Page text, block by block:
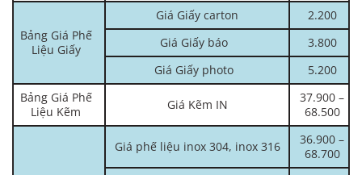
Bảng Giá Phế
Liệu Giấy
Giá Giấy carton
2.200
Giá Giấy báo
3.800
Giá Giấy photo
5.200
Bảng Giá Phế
Liệu Kẽm
Giá Kẽm IN
37.900 –
68.500
Giá phế liệu inox 304, inox 316
36.900 –
68.700